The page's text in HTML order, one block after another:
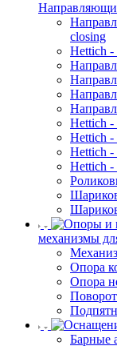
closing
Hettich
Hettich -
Hettich -
Hettich -
Hettich -
механизмы
Опора
Опора
Барные